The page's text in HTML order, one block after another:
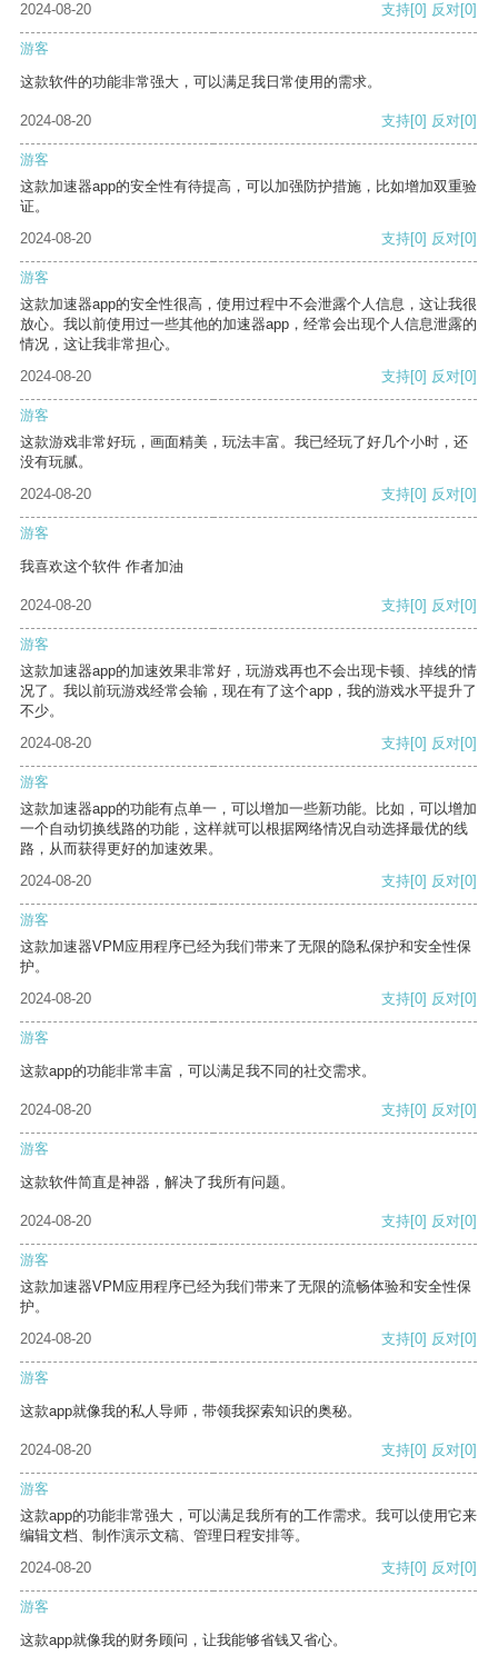
2024-08-20 支持[0] 反对[0]
游客
这款软件的功能非常强大，可以满足我日常使用的需求。
2024-08-20 支持[0] 反对[0]
游客
这款加速器app的安全性有待提高，可以加强防护措施，比如增加双重验
证。
2024-08-20
支持[0] 反对[0]
游客
这款加速器app的安全性很高，使用过程中不会泄露个人信息，这让我很
放心。我以前使用过一些其他的加速器app，经常会出现个人信息泄露的
情况，这让我非常担心。
2024-08-20
支持[0] 反对[0]
游客
这款游戏非常好玩，画面精美，玩法丰富。我已经玩了好几个小时，还
没有玩腻。
2024-08-20
支持[0] 反对[0]
游客
我喜欢这个软件 作者加油
2024-08-20 支持[0] 反对[0]
游客
这款加速器app的加速效果非常好，玩游戏再也不会出现卡顿、掉线的情
况了。我以前玩游戏经常会输，现在有了这个app，我的游戏水平提升了
不少。
2024-08-20
支持[0] 反对[0]
游客
这款加速器app的功能有点单一，可以增加一些新功能。比如，可以增加
一个自动切换线路的功能，这样就可以根据网络情况自动选择最优的线
路，从而获得更好的加速效果。
2024-08-20
支持[0] 反对[0]
游客
这款加速器VPM应用程序已经为我们带来了无限的隐私保护和安全性保
护。
2024-08-20
支持[0] 反对[0]
游客
这款app的功能非常丰富，可以满足我不同的社交需求。
2024-08-20 支持[0] 反对[0]
游客
这款软件简直是神器，解决了我所有问题。
2024-08-20 支持[0] 反对[0]
游客
这款加速器VPM应用程序已经为我们带来了无限的流畅体验和安全性保
护。
2024-08-20
支持[0] 反对[0]
游客
这款app就像我的私人导师，带领我探索知识的奥秘。
2024-08-20 支持[0] 反对[0]
游客
这款app的功能非常强大，可以满足我所有的工作需求。我可以使用它来
编辑文档、制作演示文稿、管理日程安排等。
2024-08-20
支持[0] 反对[0]
游客
这款app就像我的财务顾问，让我能够省钱又省心。